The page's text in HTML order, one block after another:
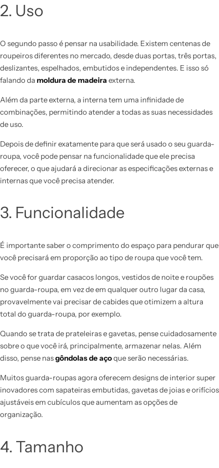
2. Uso
O segundo passo é pensar na usabilidade. Existem centenas de
roupeiros diferentes no mercado, desde duas portas, três portas,
deslizantes, espelhados, embutidos e independentes. E isso só
falando da moldura de madeira externa.
Além da parte externa, a interna tem uma infinidade de
combinações, permitindo atender a todas as suas necessidades
de uso.
Depois de definir exatamente para que será usado o seu guarda-
roupa, você pode pensar na funcionalidade que ele precisa
oferecer, o que ajudará a direcionar as especificações externas e
internas que você precisa atender.
3. Funcionalidade
É importante saber o comprimento do espaço para pendurar que
você precisará em proporção ao tipo de roupa que você tem.
Se você for guardar casacos longos, vestidos de noite e roupões
no guarda-roupa, em vez de em qualquer outro lugar da casa,
provavelmente vai precisar de cabides que otimizem a altura
total do guarda-roupa, por exemplo.
Quando se trata de prateleiras e gavetas, pense cuidadosamente
sobre o que você irá, principalmente, armazenar nelas. Além
disso, pense nasgôndolas de açoque serão necessárias.
Muitos guarda-roupas agora oferecem designs de interior super
inovadores com sapateiras embutidas, gavetas de joias e orifícios
ajustáveis ​​em cubículos que aumentam as opções de
organização.
4. Tamanho